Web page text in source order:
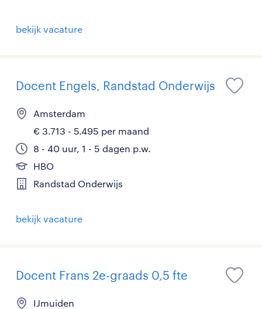
bekijk vacature
Docent Engels, Randstad Onderwijs
Amsterdam
€ 3.713 - 5.495 per maand
8 - 40 uur, 1 - 5 dagen p.w.
HBO
Randstad Onderwijs
bekijk vacature
Docent Frans 2e-graads 0,5 fte
IJmuiden